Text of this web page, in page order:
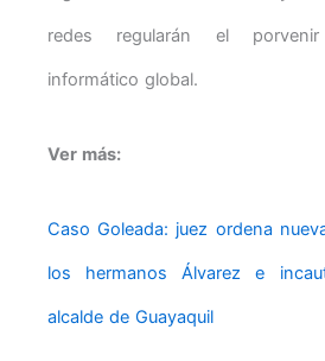
redes regularán el
informático global.
Ver más:
Caso Goleada: juez ordena
los hermanos Álvarez e
alcalde de Guayaquil